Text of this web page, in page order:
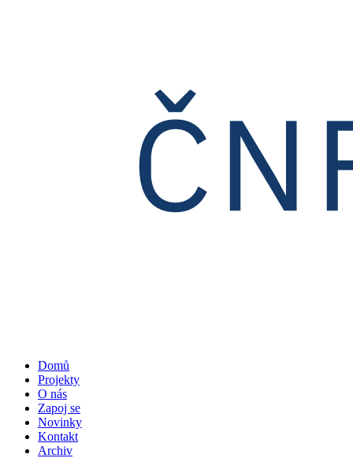
Domů
Projekty
O nás
Zapoj se
Novinky
Kontakt
Archiv